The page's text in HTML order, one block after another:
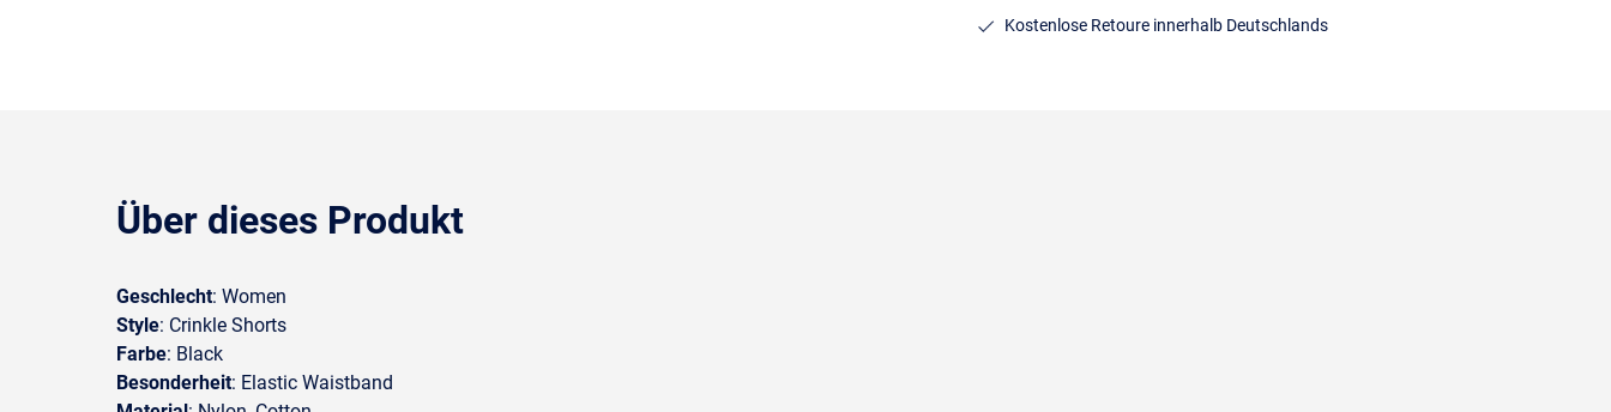
Kostenlose Retoure innerhalb Deutschlands
Über dieses Produkt
Geschlecht: Women
Style: Crinkle Shorts
Farbe: Black
Besonderheit: Elastic Waistband